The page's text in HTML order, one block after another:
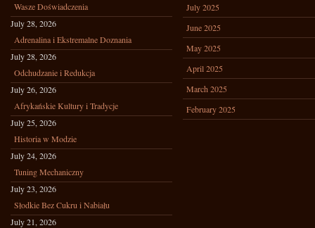
Wasze Doświadczenia
July 28, 2026
Adrenalina i Ekstremalne Doznania
July 28, 2026
Odchudzanie i Redukcja
July 26, 2026
Afrykańskie Kultury i Tradycje
July 25, 2026
Historia w Modzie
July 24, 2026
Tuning Mechaniczny
July 23, 2026
Słodkie Bez Cukru i Nabiału
July 21, 2026
July 2025
June 2025
May 2025
April 2025
March 2025
February 2025